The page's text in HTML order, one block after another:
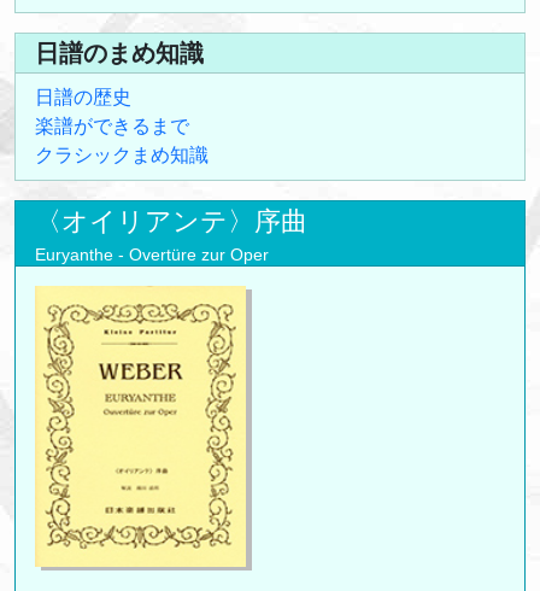
日譜のまめ知識
日譜の歴史
楽譜ができるまで
クラシックまめ知識
〈オイリアンテ〉序曲
Euryanthe - Overtüre zur Oper